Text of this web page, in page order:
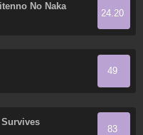
No Naka
Ore, Naze Ka
24.20
49
83